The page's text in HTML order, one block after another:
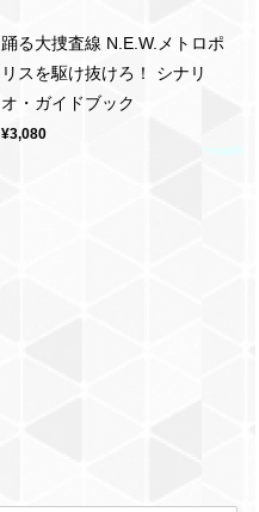
踊る大捜査線 N.E.W.メトロポ
リスを駆け抜けろ！ シナリ
オ・ガイドブック
¥3,080